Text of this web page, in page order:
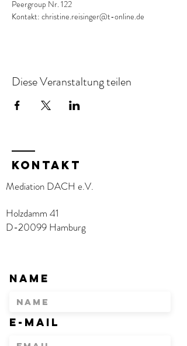
Peergroup Nr. 122
Kontakt: christine.reisinger@t-online.de
Diese Veranstaltung teilen
KOntakt
Mediation DACH e.V.
Holzdamm 41
D-20099 Hamburg
Name
E-Mail